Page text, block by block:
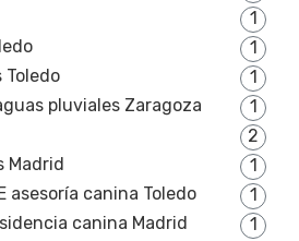
1
1
Toledo
1
pluviales Zaragoza
1
2
Madrid
1
asesoría canina Toledo
1
canina Madrid
1